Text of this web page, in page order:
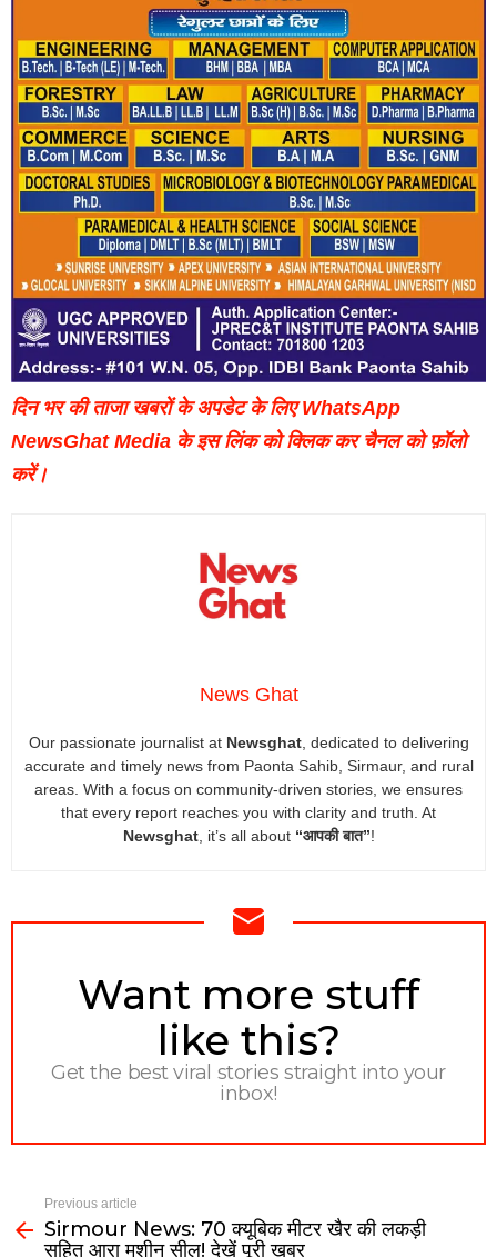
दिन भर की ताजा खबरों के अपडेट के लिए WhatsApp
NewsGhat Media के इस लिंक को क्लिक कर चैनल को फ़ॉलो
करें।
News Ghat
Our passionate journalist at Newsghat, dedicated to delivering
accurate and timely news from Paonta Sahib, Sirmaur, and rural
areas. With a focus on community-driven stories, we ensures
that every report reaches you with clarity and truth. At
Newsghat, it’s all about “आपकी बात”!
NEWSLETTER
Want more stuff
like this?
Get the best viral stories straight into your
inbox!
Previous article
Sirmour News: 70 क्यूबिक मीटर खैर की लकड़ी
सहित आरा मशीन सील! देखें पूरी ख़बर